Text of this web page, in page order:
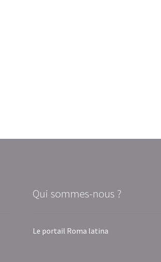
Qui sommes-nous ?
Le portail Roma latina